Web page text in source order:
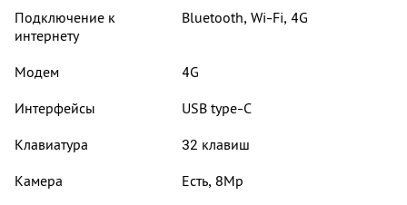
Подключение к
интернету
Bluetooth, Wi-Fi, 4G
Модем
4G
Интерфейсы
USB type-C
Клавиатура
32 клавиш
Камера
Есть, 8Mp